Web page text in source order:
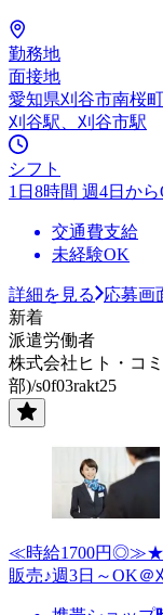
勤務地
面接地
愛知県刈谷市南桜町
刈谷駅、刈谷市駅
シフト
1日8時間 週4日か
交通費支給
未経験OK
詳細を見る
応募画
新着
派遣労働者
株式会社ヒト・コ
部)/s0f03rakt25
≪時給1700円◎≫★
販売♪週3日～OK＠